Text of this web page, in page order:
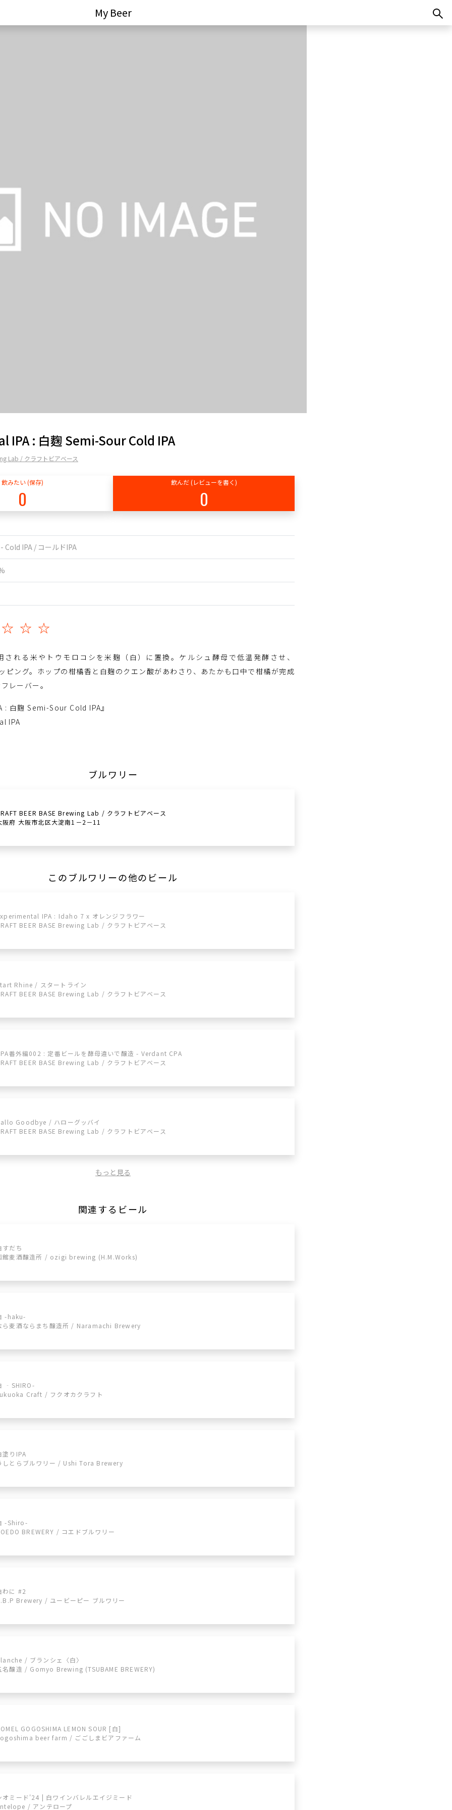
My Beer
IPA : 白麴 Semi-Sour Cold IPA
Lab / クラフトビアベース
飲みたい (保存)
0
飲んだ (レビューを書く)
0
Cold IPA / コールドIPA
される米やトウモロコシを米麹（白）に置換。ケルシュ酵母で低温発酵させ、
ピング。ホップの柑橘香と白麹のクエン酸があわさり、あたかも口中で柑橘が完成
レーバー。
白麴 Semi-Sour Cold IPA』
IPA
ブルワリー
BEER BASE Brewing Lab / クラフトビアベース
阪府 大阪市北区大淀南1－2－11
このブルワリーの他のビール
IPA : Idaho 7 x オレンジフラワー
BEER BASE Brewing Lab / クラフトビアベース
Rhine / スタートライン
BEER BASE Brewing Lab / クラフトビアベース
番外編002 : 定番ビールを酵母違いで醸造 - Verdant CPA
BEER BASE Brewing Lab / クラフトビアベース
Goodbye / ハローグッバイ
BEER BASE Brewing Lab / クラフトビアベース
もっと見る
関連するビール
すだち
館麦酒醸造所 / ozigi brewing (H.M.Works)
-haku-
ら麦酒ならまち醸造所 / Naramachi Brewery
‐SHIRO-
Craft / フクオカクラフト
塗りIPA
しとらブルワリー / Ushi Tora Brewery
-Shiro-
BREWERY / コエドブルワリー
わに #2
Brewery / ユービーピー ブルワリー
/ ブランシェ〈白〉
名醸造 / Gomyo Brewing (TSUBAME BREWERY)
GOGOSHIMA LEMON SOUR [白]
beer farm / ごごしまビアファーム
オミード'24 | 白ワインバレルエイジミード
/ アンテロープ